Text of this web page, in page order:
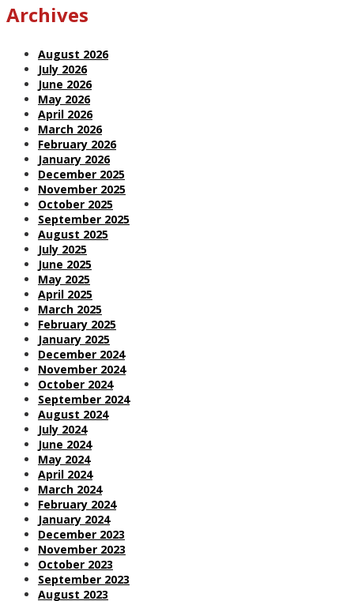
Archives
August 2026
July 2026
June 2026
May 2026
April 2026
March 2026
February 2026
January 2026
December 2025
November 2025
October 2025
September 2025
August 2025
July 2025
June 2025
May 2025
April 2025
March 2025
February 2025
January 2025
December 2024
November 2024
October 2024
September 2024
August 2024
July 2024
June 2024
May 2024
April 2024
March 2024
February 2024
January 2024
December 2023
November 2023
October 2023
September 2023
August 2023